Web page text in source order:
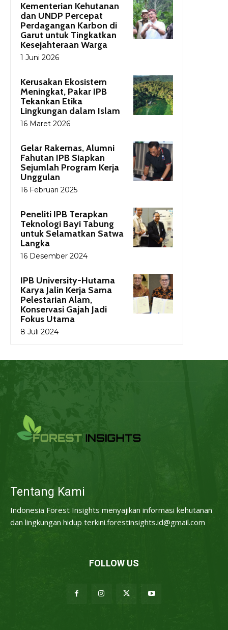
Kementerian Kehutanan
dan UNDP Percepat
Perdagangan Karbon di
Garut untuk Tingkatkan
Kesejahteraan Warga
1 Juni 2026
Kerusakan Ekosistem
Meningkat, Pakar IPB
Tekankan Etika
Lingkungan dalam Islam
16 Maret 2026
Gelar Rakernas, Alumni
Fahutan IPB Siapkan
Sejumlah Program Kerja
Unggulan
16 Februari 2025
Peneliti IPB Terapkan
Teknologi Bayi Tabung
untuk Selamatkan Satwa
Langka
16 Desember 2024
IPB University-Hutama
Karya Jalin Kerja Sama
Pelestarian Alam,
Konservasi Gajah Jadi
Fokus Utama
8 Juli 2024
Tentang Kami
Indonesia Forest Insights menyajikan informasi kehutanan
dan lingkungan hidup terkini.forestinsights.id@gmail.com
FOLLOW US